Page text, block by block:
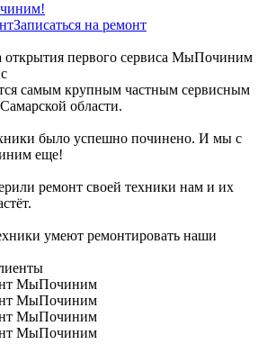
Записаться на ремонт
открытия первого сервиса МыПочиним
самым крупным частным сервисным
области.
было успешно починено. И мы с
еще!
ремонт своей техники нам и их
умеют ремонтировать наши